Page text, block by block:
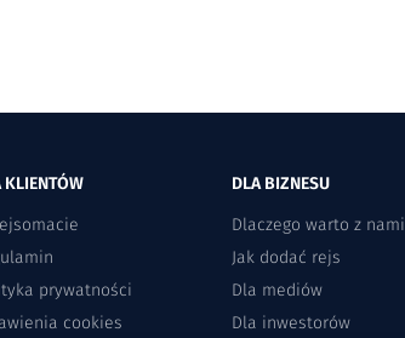
KLIENTÓW
prywatności
cookies
DLA BIZNESU
Dlaczego warto z nami
Jak dodać rejs
Dla mediów
Dla inwestorów